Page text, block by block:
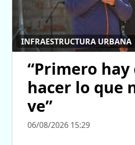
INFRAESTRUCTURA URBANA
“Primero hay
hacer lo que
ve”
06/08/2026 15:29